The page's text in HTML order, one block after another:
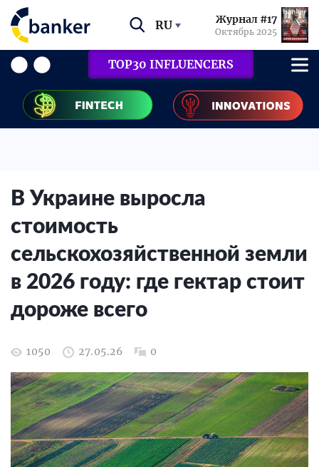
RU Журнал #17
Октябрь 2025
TOP30 INFLUENCERS
В Украине выросла
стоимость
сельскохозяйственной земли
в 2026 году: где гектар стоит
дороже всего
1050 27.05.26 0